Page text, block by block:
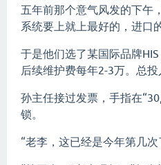
五年前那个意气风发的下午
系统要上就上最好的，进口
于是他们选了某国际品牌
后续维护费每年2-3万。总投
孙主任接过发票，手指在
锁。
“老李，这已经是今年第几次